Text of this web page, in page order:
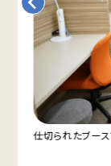
仕切られたブース